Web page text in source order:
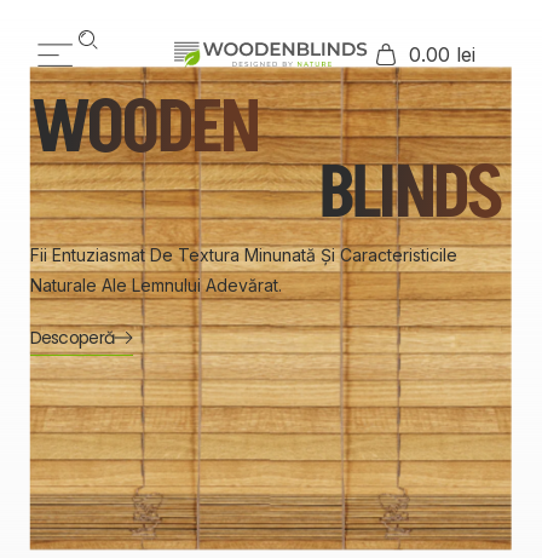
0.00 lei
WOODEN
BLINDS
Fii Entuziasmat De Textura Minunată Și Caracteristicile
Naturale Ale Lemnului Adevărat.
Descoperă